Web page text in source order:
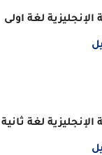
لغة اولى
لغة ثانية